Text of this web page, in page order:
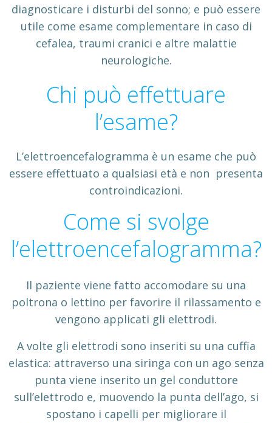
diagnosticare i disturbi del sonno; e può essere
utile come esame complementare in caso di
cefalea, traumi cranici e altre malattie
neurologiche.
Chi può effettuare
l’esame?
L’elettroencefalogramma è un esame che può
essere effettuato a qualsiasi età e non presenta
controindicazioni.
Come si svolge
l’elettroencefalogramma?
Il paziente viene fatto accomodare su una
poltrona o lettino per favorire il rilassamento e
vengono applicati gli elettrodi.
A volte gli elettrodi sono inseriti su una cuffia
elastica: attraverso una siringa con un ago senza
punta viene inserito un gel conduttore
sull’elettrodo e, muovendo la punta dell’ago, si
spostano i capelli per migliorare il